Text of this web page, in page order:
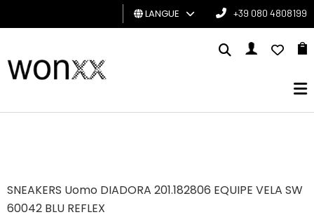
HOMME
LANGUE +39 080 4808199
SNEAKERS Uomo DIADORA 201.182806 EQUIPE VELA SW
60042 BLU REFLEX